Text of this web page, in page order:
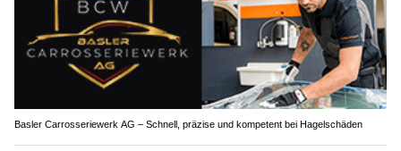
Basler Carrosseriewerk AG – Schnell, präzise und kompetent bei Hagelschäden